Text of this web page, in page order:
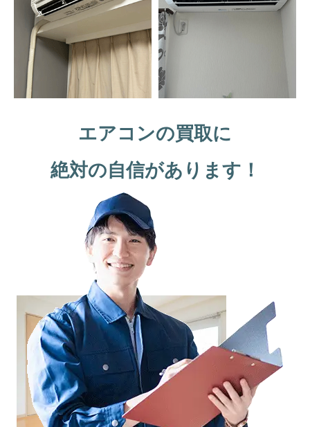
エアコンの買取に
絶対の自信があります！